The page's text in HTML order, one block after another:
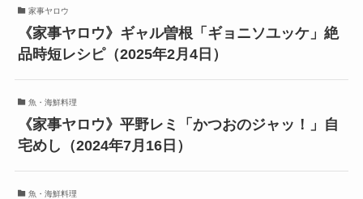
家事ヤロウ
《家事ヤロウ》ギャル曽根「ギョニソユッケ」絶
品時短レシピ（2025年2月4日）
魚・海鮮料理
《家事ヤロウ》平野レミ「かつおのジャッ！」自
宅めし（2024年7月16日）
魚・海鮮料理